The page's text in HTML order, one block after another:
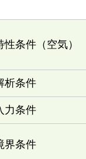
性条件（空気）
析条件
力条件
界条件